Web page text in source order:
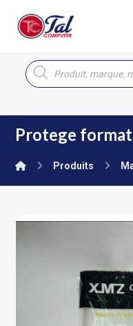
Protege
Produits